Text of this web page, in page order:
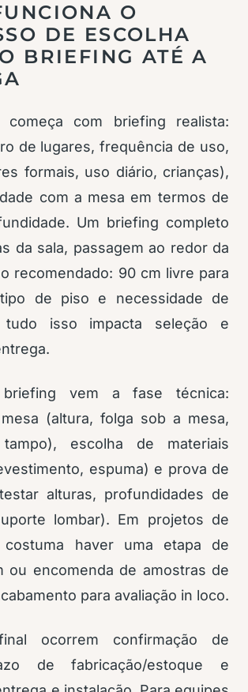
O
DE ESCOLHA
BRIEFING ATÉ A
começa com briefing realista:
de lugares, frequência de uso,
formais, uso diário, crianças),
com a mesa em termos de
Um briefing completo
da sala, passagem ao redor da
recomendado: 90 cm livre para
tipo de piso e necessidade de
isso impacta seleção e
vem a fase técnica:
(altura, folga sob a mesa,
escolha de materiais
espuma) e prova de
alturas, profundidades de
lombar). Em projetos de
haver uma etapa de
ou encomenda de amostras de
para avaliação in loco.
ocorrem confirmação de
de fabricação/estoque e